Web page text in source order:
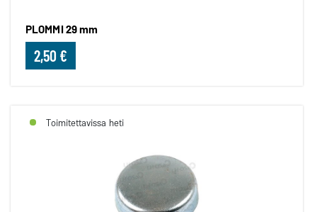
PLOMMI 29 mm
2,50 €
Toimitettavissa heti